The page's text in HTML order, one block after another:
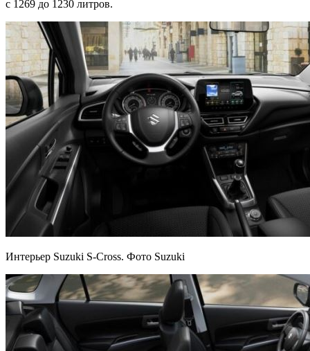
с 1269 до 1230 литров.
Интерьер Suzuki S-Cross. Фото Suzuki